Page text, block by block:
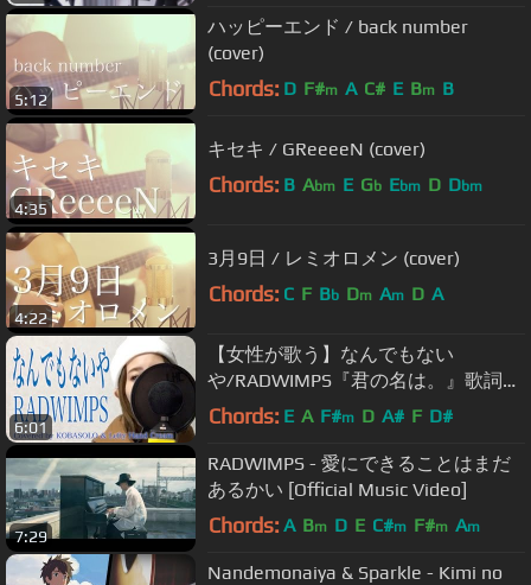
5:12
ハッピーエンド / back number
(cover)
Chords: D F#m A C# E Bm B
4:35
キセキ / GReeeeN (cover)
Chords: B Abm E Gb Ebm D Dbm
4:22
3月9日 / レミオロメン (cover)
Chords: C F Bb Dm Am D A
6:01
【女性が歌う】なんでもない
や/RADWIMPS『君の名は。』歌詞付
き(Full Covered by コバソロ & Lefty
Chords: E A F#m D A# F D#
7:29
RADWIMPS - 愛にできることはまだ
あるかい [Official Music Video]
Chords: A Bm D E C#m F#m Am
Nandemonaiya & Sparkle - Kimi no